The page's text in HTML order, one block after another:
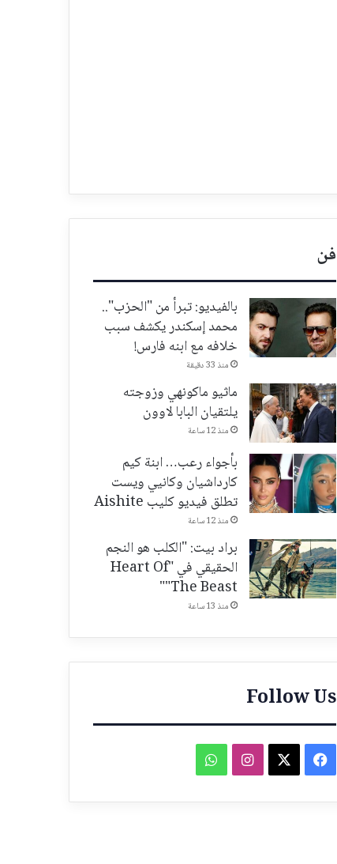
فن
بالفيديو: تبرأ من "الحزب"..
محمد إسكندر يكشف سبب
خلافه مع ابنه فارس!
منذ 33 دقيقة
ماثيو ماكونهي وزوجته
يلتقيان البابا لاوون
منذ 12 ساعة
بأجواء رعب… ابنة كيم
كارداشيان وكانيي ويست
تطلق فيديو كليب Aishite
منذ 12 ساعة
براد بيت: "الكلب هو النجم
الحقيقي في "Heart Of
The Beast""
منذ 13 ساعة
Follow Us
فيسبوك انستقرامواتساب